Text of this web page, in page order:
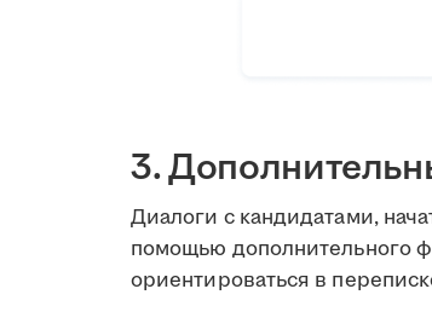
3.
Диалоги с кандидатами,
помощью дополнительного
ориентироваться в